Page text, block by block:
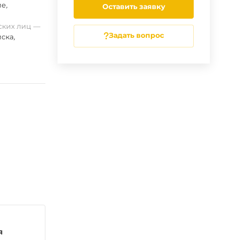
Оставить заявку
Задать вопрос
,
лиц
,